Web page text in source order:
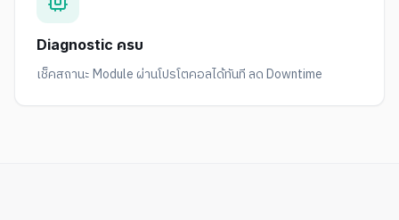
Diagnostic ครบ
เช็คสถานะ Module ผ่านโปรโตคอลได้ทันที ลด Downtime